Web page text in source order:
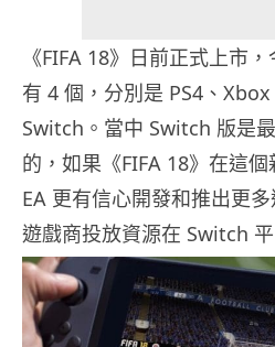
《FIFA 18》日前正式上市
有 4 個，分別是 PS4、
Switch。當中 Switch 版是
的，如果《FIFA 18》在這
EA 更有信心開發和推出更
遊戲商投放資源在 Switch 平